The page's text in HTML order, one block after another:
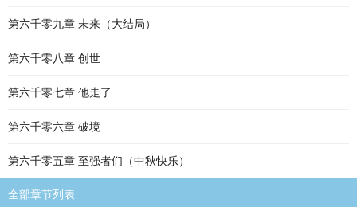
第六千零九章 未来（大结局）
第六千零八章 创世
第六千零七章 他走了
第六千零六章 破境
第六千零五章 至强者们（中秋快乐）
全部章节列表